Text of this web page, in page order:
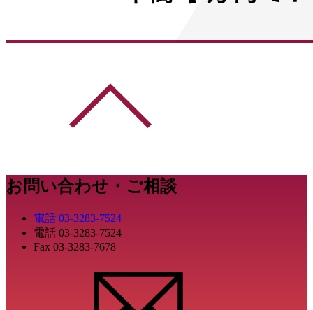
お問い合わせ・ご相談
電話 03-3283-7524
電話 03-3283-7524
Fax 03-3283-7678